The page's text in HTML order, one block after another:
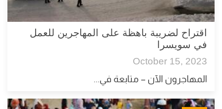
اقتراح لضريبة باهظة على المهاجرين للعمل
في سويسرا
October 15, 2023
المهاجرون الآن – متابعة في...